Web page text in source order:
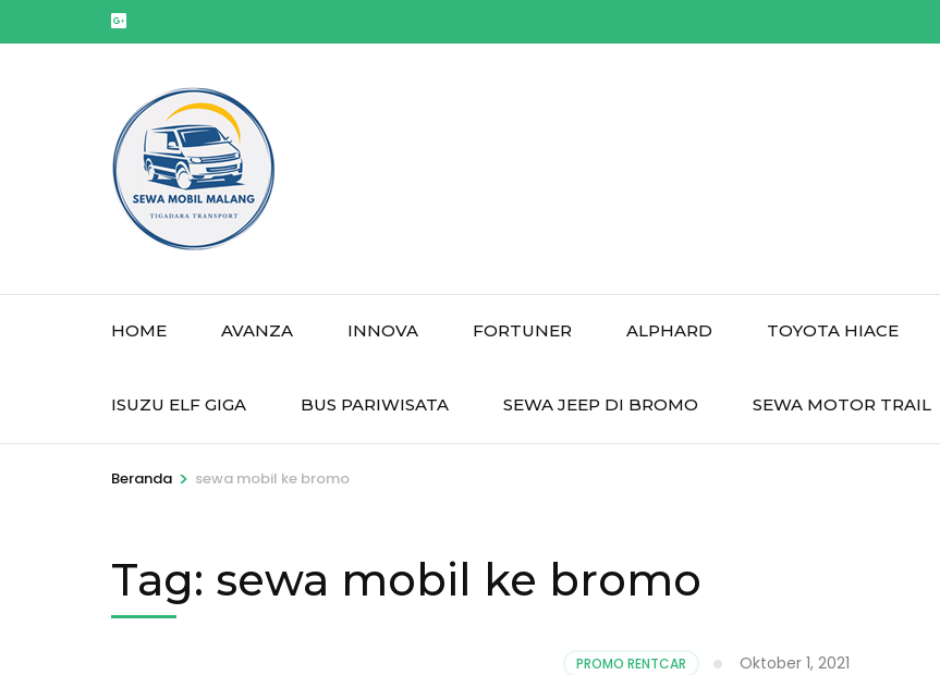
ke
HOME AVANZA INNOVA FORTUNER ALPHARD TOYOTA HIACE
ISUZU ELF GIGA BUS PARIWISATA SEWA JEEP DI BROMO SEWA MOTOR TRAIL
Beranda > sewa mobil ke bromo
Tag: sewa mobil ke bromo
PROMO RENTCAR Oktober 1, 2021